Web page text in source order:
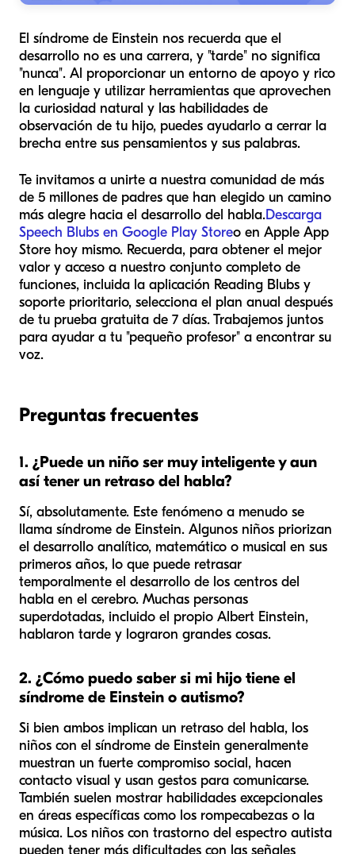
El síndrome de Einstein nos recuerda que el
desarrollo no es una carrera, y "tarde" no significa
"nunca". Al proporcionar un entorno de apoyo y rico
en lenguaje y utilizar herramientas que aprovechen
la curiosidad natural y las habilidades de
observación de tu hijo, puedes ayudarlo a cerrar la
brecha entre sus pensamientos y sus palabras.
Te invitamos a unirte a nuestra comunidad de más
de 5 millones de padres que han elegido un camino
más alegre hacia el desarrollo del habla.Descarga
Speech Blubs en Google Play Storeo en Apple App
Store hoy mismo. Recuerda, para obtener el mejor
valor y acceso a nuestro conjunto completo de
funciones, incluida la aplicación Reading Blubs y
soporte prioritario, selecciona el plan anual después
de tu prueba gratuita de 7 días. Trabajemos juntos
para ayudar a tu "pequeño profesor" a encontrar su
voz.
Preguntas frecuentes
1. ¿Puede un niño ser muy inteligente y aun
así tener un retraso del habla?
Sí, absolutamente. Este fenómeno a menudo se
llama síndrome de Einstein. Algunos niños priorizan
el desarrollo analítico, matemático o musical en sus
primeros años, lo que puede retrasar
temporalmente el desarrollo de los centros del
habla en el cerebro. Muchas personas
superdotadas, incluido el propio Albert Einstein,
hablaron tarde y lograron grandes cosas.
2. ¿Cómo puedo saber si mi hijo tiene el
síndrome de Einstein o autismo?
Si bien ambos implican un retraso del habla, los
niños con el síndrome de Einstein generalmente
muestran un fuerte compromiso social, hacen
contacto visual y usan gestos para comunicarse.
También suelen mostrar habilidades excepcionales
en áreas específicas como los rompecabezas o la
música. Los niños con trastorno del espectro autista
pueden tener más dificultades con las señales